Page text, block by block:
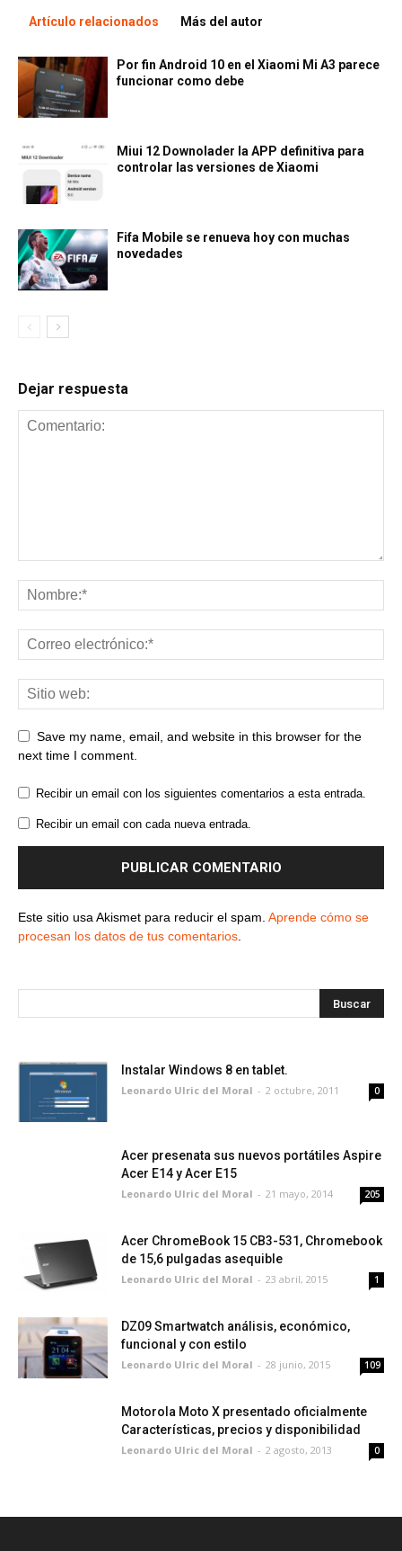
Artículo relacionados Más del autor
Por fin Android 10 en el Xiaomi Mi A3 parece
funcionar como debe
Miui 12 Downolader la APP definitiva para
controlar las versiones de Xiaomi
Fifa Mobile se renueva hoy con muchas
novedades
Dejar respuesta
Save my name, email, and website in this browser for the
next time I comment.
Recibir un email con los siguientes comentarios a esta entrada.
Recibir un email con cada nueva entrada.
Este sitio usa Akismet para reducir el spam. Aprende cómo se
procesan los datos de tus comentarios
Instalar Windows 8 en tablet.
Leonardo Ulric del Moral - 2 octubre, 2011 0
Acer presenata sus nuevos portátiles Aspire
Acer E14 y Acer E15
Leonardo Ulric del Moral - 21 mayo, 2014 205
Acer ChromeBook 15 CB3-531, Chromebook
de 15,6 pulgadas asequible
Leonardo Ulric del Moral - 23 abril, 2015 1
DZ09 Smartwatch análisis, económico,
funcional y con estilo
Leonardo Ulric del Moral - 28 junio, 2015 109
Motorola Moto X presentado oficialmente
Características, precios y disponibilidad
Leonardo Ulric del Moral - 2 agosto, 2013 0